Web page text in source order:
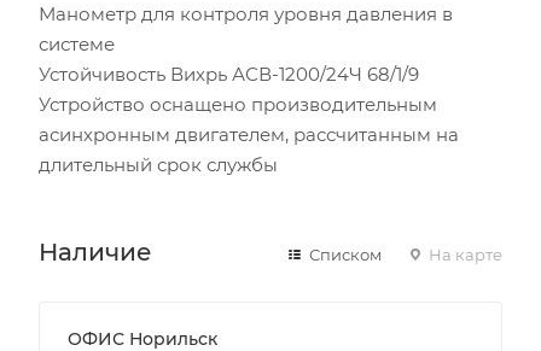
Манометр для контроля уровня давления в
системе
Устойчивость Вихрь АСВ-1200/24Ч 68/1/9
Устройство оснащено производительным
асинхронным двигателем, рассчитанным на
длительный срок службы
Наличие Списком На карте
ОФИС Норильск